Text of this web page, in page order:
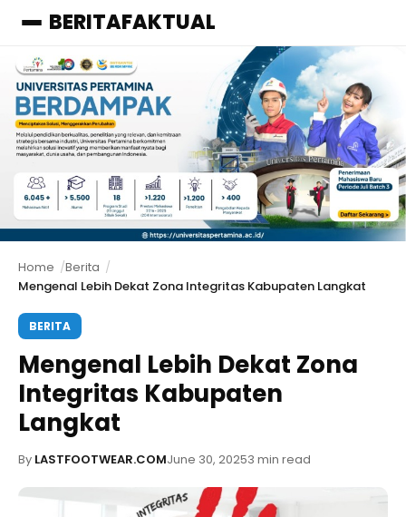
MenuBERITAFAKTUAL
Home
Berita
Mengenal Lebih Dekat Zona Integritas Kabupaten Langkat
BERITA
Mengenal Lebih Dekat Zona
Integritas Kabupaten
Langkat
By LASTFOOTWEAR.COMJune 30, 20253 min read